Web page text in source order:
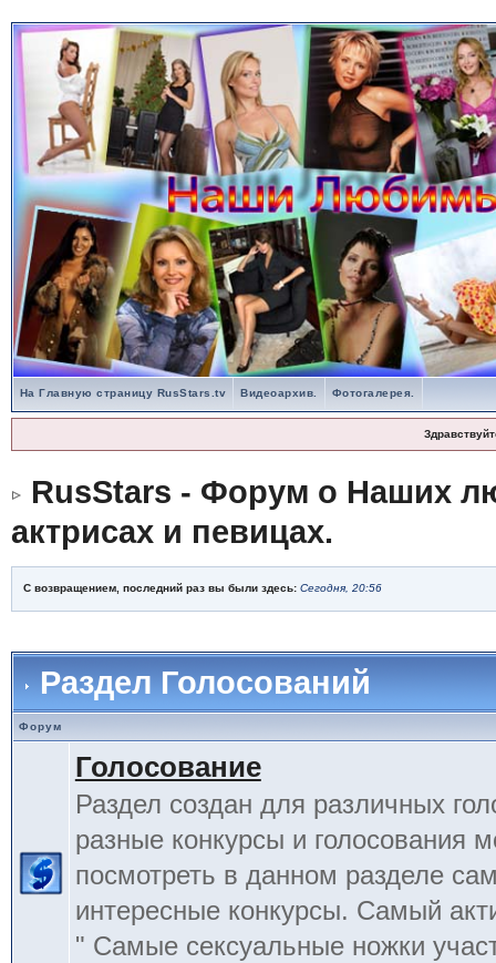
На Главную страницу RusStars.tv Видеоархив. Фотогалерея.
RusStars - Форум о Наших
актрисах и певицах.
С возвращением, последний раз вы были здесь: Сегодня, 20:56
Раздел Голосований
Форум
Голосование
Раздел создан для различных
разные конкурсы и голосования
посмотреть в данном разделе
интересные конкурсы. Самый
" Самые сексуальные ножки